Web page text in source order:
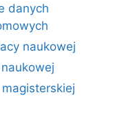
danych
naukowej